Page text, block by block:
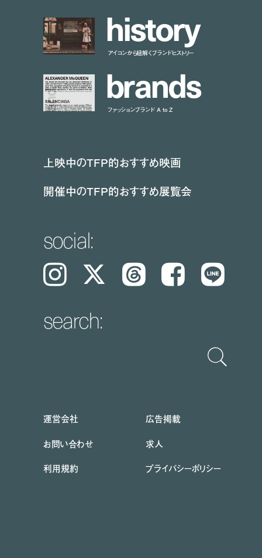
history
アイコンから紐解くブランドヒストリー
brands
ファッションブランド A to Z
上映中のTFP的おすすめ映画
開催中のTFP的おすすめ展覧会
social:
Instagram 𝕏 Threads Facebook LINE
search:
運営会社
広告掲載
お問い合わせ
求人
利用規約 プライバシーポリシー